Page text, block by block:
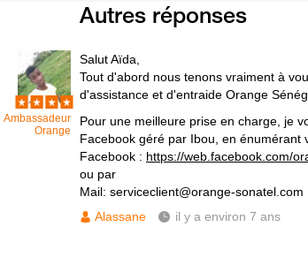
Autres réponses
Ambassadeur
Orange
Salut Aïda,
Tout d'abord nous tenons vraiment à
d'assistance et d'entraide Orange
Pour une meilleure prise en charge, je
Facebook géré par Ibou, en énumérant
Facebook : https://web.facebook.com/
ou par
Mail: serviceclient@orange-sonatel.com
Alassane
il y a environ 7 ans